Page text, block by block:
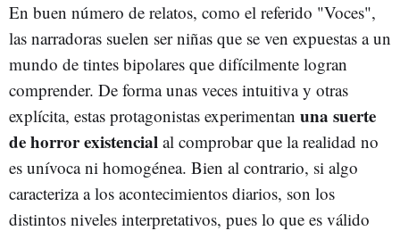
En buen número de relatos, como el referido "Voces",
las narradoras suelen ser niñas que se ven expuestas a un
mundo de tintes bipolares que difícilmente logran
comprender. De forma unas veces intuitiva y otras
explícita, estas protagonistas experimentan una suerte
de horror existencial al comprobar que la realidad no
es unívoca ni homogénea. Bien al contrario, si algo
caracteriza a los acontecimientos diarios, son los
distintos niveles interpretativos, pues lo que es válido